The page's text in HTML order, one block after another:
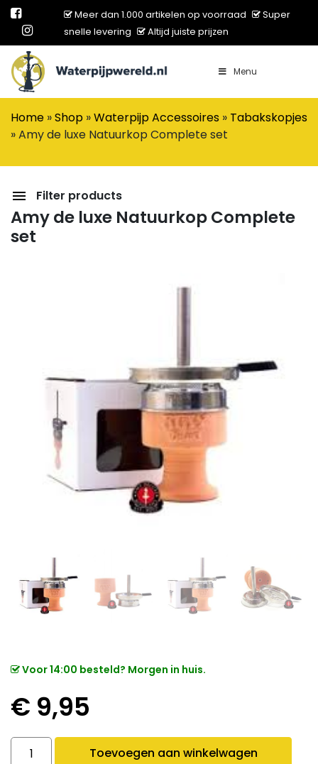
Meer dan 1.000 artikelen op voorraad
Super
snelle levering
Altijd juiste prijzen
Main Navigation Menu
Home »Shop »Waterpijp Accessoires » Tabakskopjes
»Amy de luxe Natuurkop Complete set
Filter products
Amy de luxe Natuurkop Complete
set
Voor 14:00 besteld? Morgen in huis.
€ 9,95
Amy de luxe Natuurkop Complete set quantity
Toevoegen aan winkelwagen